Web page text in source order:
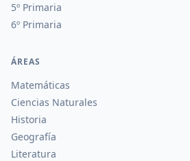
5º Primaria
6º Primaria
ÁREAS
Matemáticas
Ciencias Naturales
Historia
Geografía
Literatura